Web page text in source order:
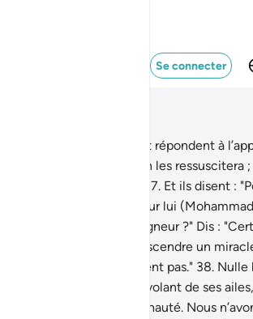
Se connecter
Seuls ceux qui entendent répondent à
Et quant aux morts, Allah les ressuscitera
37. Et ils disent :
t-on pas fait descendre sur lui
de la part de son Seigneur ?" Dis :
est capable de faire descendre un
d’entre eux ne savent pas." 38. Nulle
sur terre, nul oiseau volant de ses
comme vous en communauté. Nous